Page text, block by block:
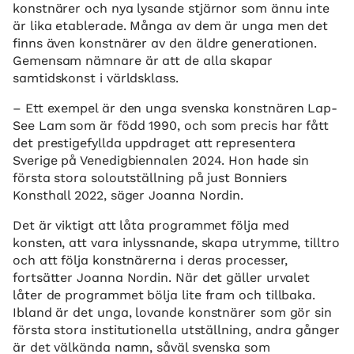
konstnärer och nya lysande stjärnor som ännu inte
är lika etablerade. Många av dem är unga men det
finns även konstnärer av den äldre generationen.
Gemensam nämnare är att de alla skapar
samtidskonst i världsklass.
­– Ett exempel är den unga svenska konstnären Lap-
See Lam som är född 1990, och som precis har fått
det prestigefyllda uppdraget att representera
Sverige på Venedigbiennalen 2024. Hon hade sin
första stora soloutställning på just Bonniers
Konsthall 2022, säger Joanna Nordin.
Det är viktigt att låta programmet följa med
konsten, att vara inlyssnande, skapa utrymme, tilltro
och att följa konstnärerna i deras processer,
fortsätter Joanna Nordin. När det gäller urvalet
låter de programmet bölja lite fram och tillbaka.
Ibland är det unga, lovande konstnärer som gör sin
första stora institutionella utställning, andra gånger
är det välkända namn, såväl svenska som